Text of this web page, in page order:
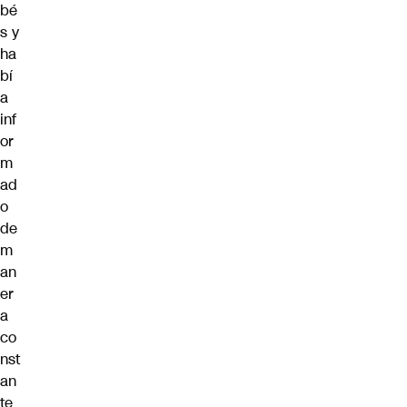
bé
s y
ha
bí
a
inf
or
m
ad
o
de
m
an
er
a
co
nst
an
te